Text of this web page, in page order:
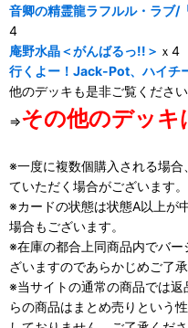
音卿の精霊龍ラフルル・ラブ/
4
庵野水晶＜がんばるっ!!＞ ｘ4
行くよー！Jack-Pot、ハイチ
他のデッキも是非ご覧ください
⇒その他のデッキ
※一度に複数個購入される場
ていただく場合がございます。
※カードの状態は状態A以上が
場合もございます。
※在庫の都合上同商品内でバ
ざいますのであらかじめご了承
※当サイトの通常の商品では
らの商品はまとめ売りという